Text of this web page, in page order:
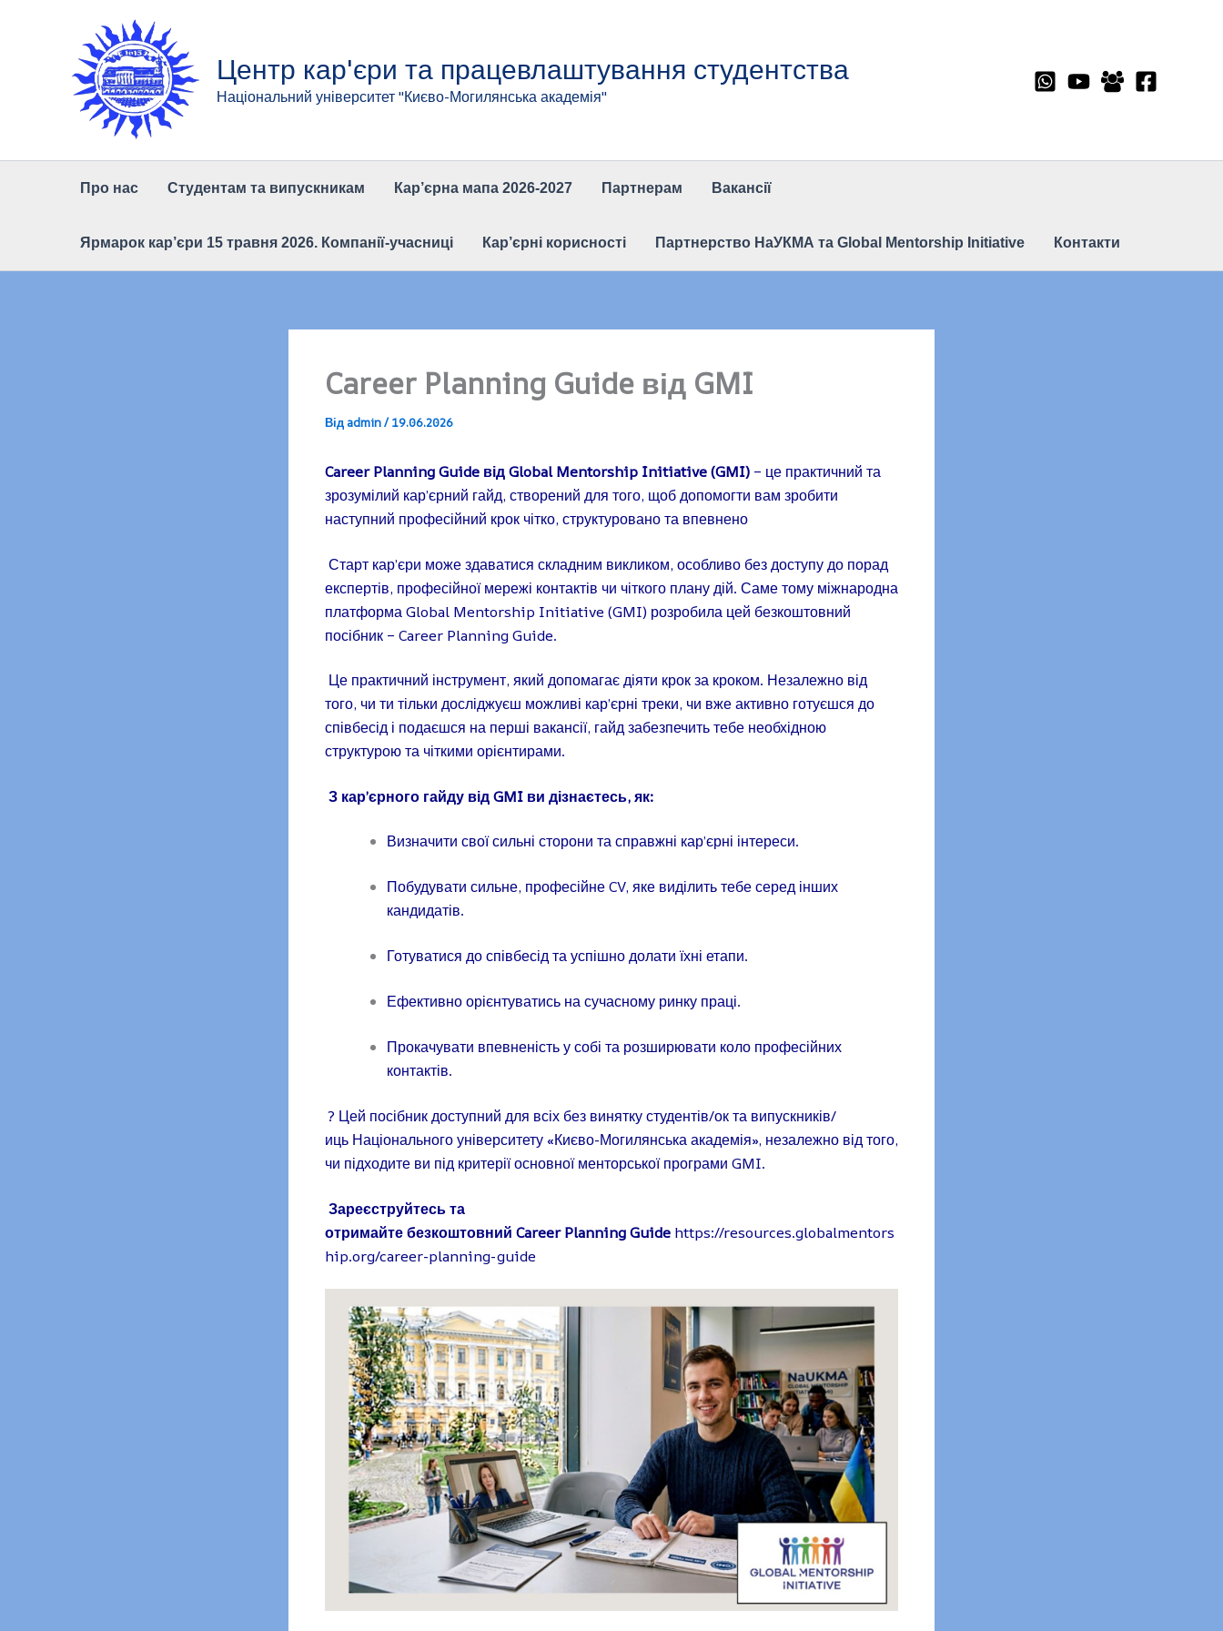
Центр кар'єри та працевлаштування студентства
Національний університет "Києво-Могилянська академія"
Про нас Студентам та випускникам Кар’єрна мапа 2026-2027 Партнерам Вакансії
Ярмарок кар’єри 15 травня 2026. Компанії-учасниці Кар’єрні корисності Партнерство НаУКМА та Global Mentorship Initiative Контакти
Career Planning Guide від GMI
Від admin/19.06.2026
Career Planning Guide від Global Mentorship Initiative (GMI) – це практичний та
зрозумілий кар’єрний гайд, створений для того, щоб допомогти вам зробити
наступний професійний крок чітко, структуровано та впевнено
Старт кар’єри може здаватися складним викликом, особливо без доступу до порад
експертів, професійної мережі контактів чи чіткого плану дій. Саме тому міжнародна
платформа Global Mentorship Initiative (GMI) розробила цей безкоштовний
посібник – Career Planning Guide.
Це практичний інструмент, який допомагає діяти крок за кроком. Незалежно від
того, чи ти тільки досліджуєш можливі кар’єрні треки, чи вже активно готуєшся до
співбесід і подаєшся на перші вакансії, гайд забезпечить тебе необхідною
структурою та чіткими орієнтирами.
З кар’єрного гайду від GMI ви дізнаєтесь, як:
Визначити свої сильні сторони та справжні кар’єрні інтереси.
Побудувати сильне, професійне CV, яке виділить тебе серед інших
кандидатів.
Готуватися до співбесід та успішно долати їхні етапи.
Ефективно орієнтуватись на сучасному ринку праці.
Прокачувати впевненість у собі та розширювати коло професійних
контактів.
? Цей посібник доступний для всіх без винятку студентів/ок та випускників/
иць Національного університету «Києво-Могилянська академія», незалежно від того,
чи підходите ви під критерії основної менторської програми GMI.
Зареєструйтесь та
отримайте безкоштовний Career Planning Guide https://resources.globalmentors
hip.org/career-planning-guide